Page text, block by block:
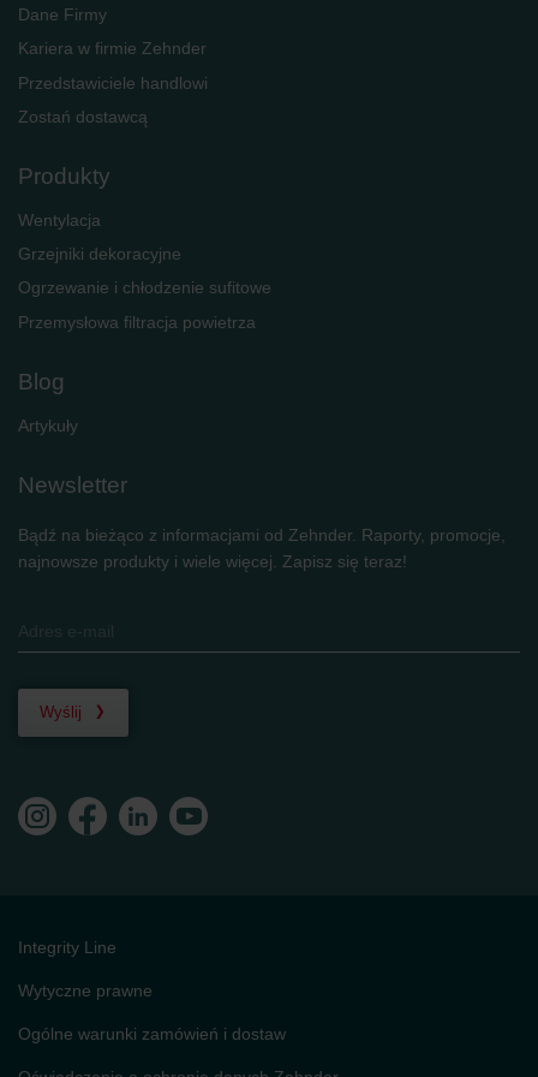
Dane Firmy
Kariera w firmie Zehnder
Przedstawiciele handlowi
Zostań dostawcą
Produkty
Wentylacja
Grzejniki dekoracyjne
Ogrzewanie i chłodzenie sufitowe
Przemysłowa filtracja powietrza
Blog
Artykuły
Newsletter
Bądź na bieżąco z informacjami od Zehnder. Raporty, promocje,
najnowsze produkty i wiele więcej. Zapisz się teraz!
Wyślij
Integrity Line
Wytyczne prawne
Ogólne warunki zamówień i dostaw